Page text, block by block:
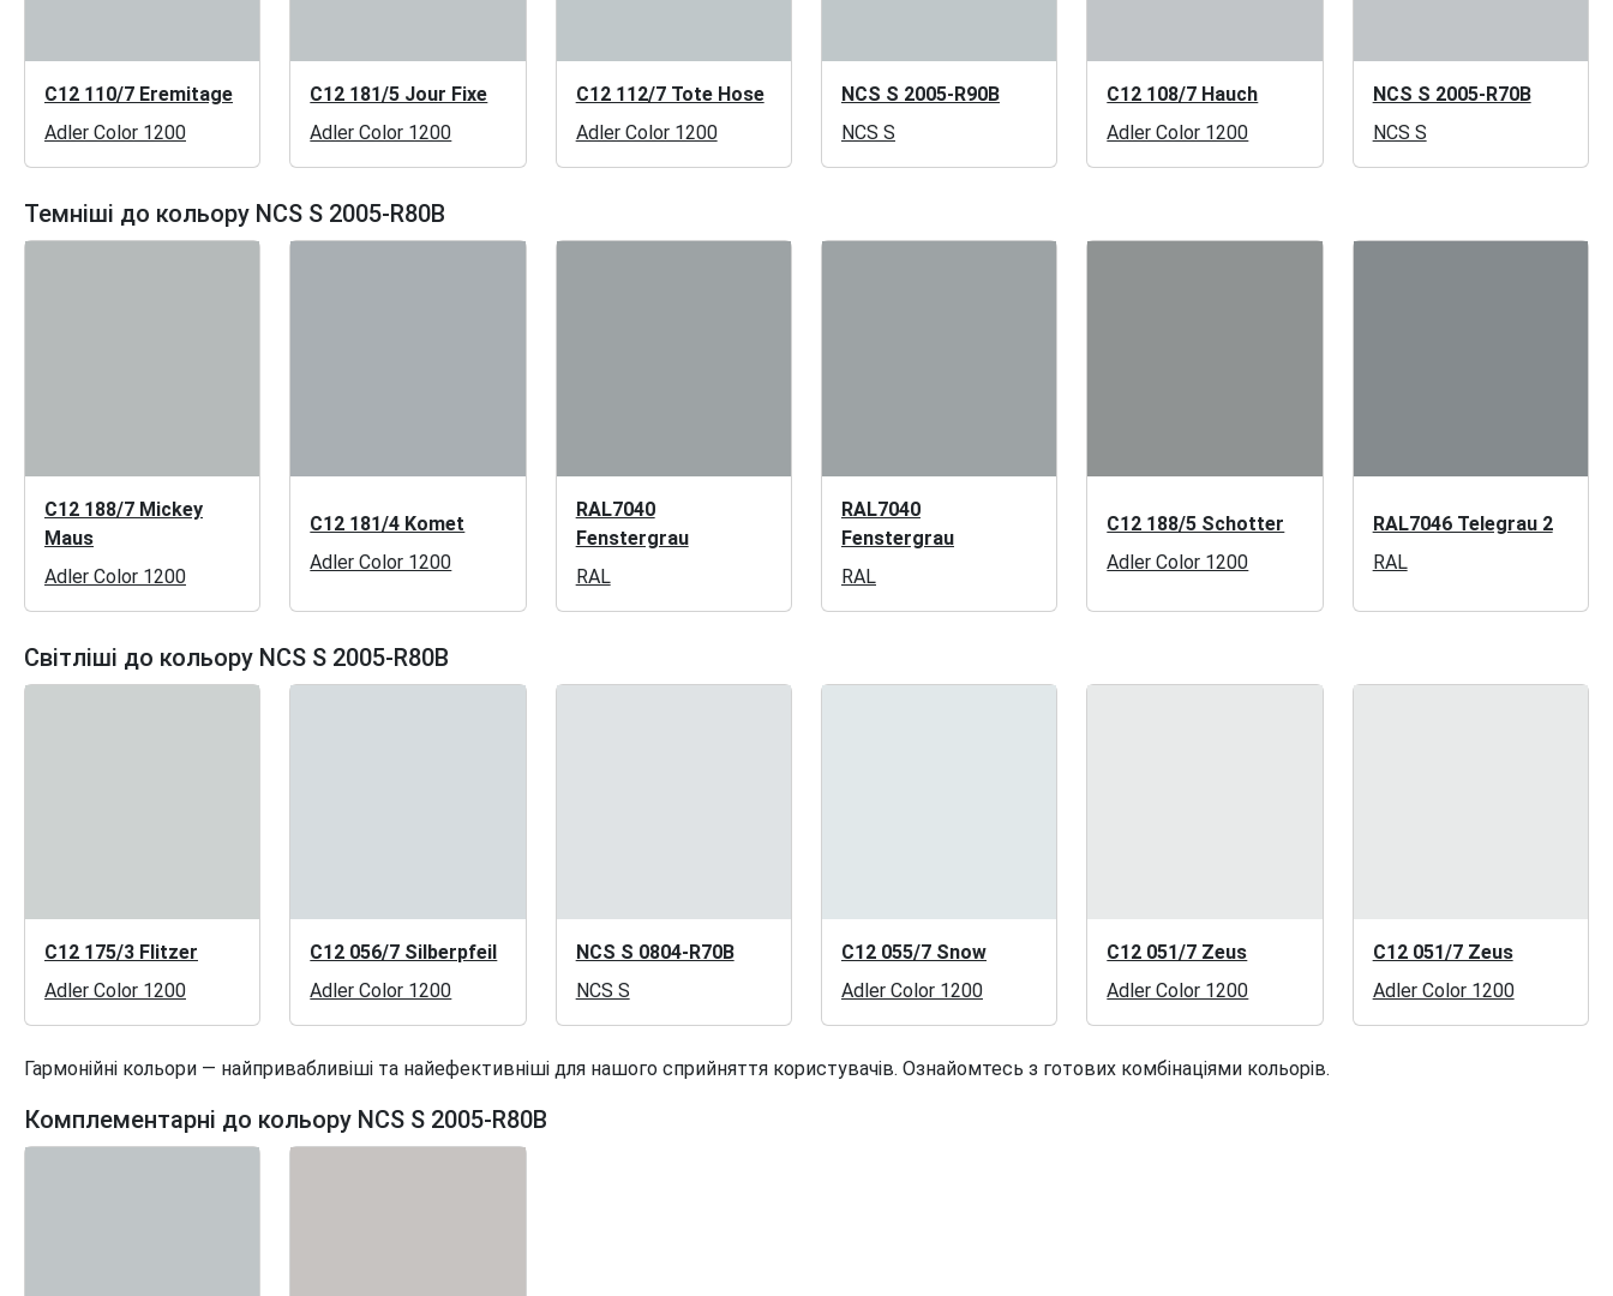
C12 110/7 Eremitage
Adler Color 1200
C12 181/5 Jour Fixe
Adler Color 1200
C12 112/7 Tote Hose
Adler Color 1200
NCS S 2005-R90B
NCS S
C12 108/7 Hauch
Adler Color 1200
NCS S 2005-R70B
NCS S
Темніші до кольору NCS S 2005-R80B
C12 188/7 Mickey
Maus
Adler Color 1200
C12 181/4 Komet
Adler Color 1200
RAL7040
Fenstergrau
RAL
RAL7040
Fenstergrau
RAL
C12 188/5 Schotter
Adler Color 1200
RAL7046 Telegrau 2
RAL
Світліші до кольору NCS S 2005-R80B
C12 175/3 Flitzer
Adler Color 1200
C12 056/7 Silberpfeil
Adler Color 1200
NCS S 0804-R70B
NCS S
C12 055/7 Snow
Adler Color 1200
C12 051/7 Zeus
Adler Color 1200
C12 051/7 Zeus
Adler Color 1200
Гармонійні кольори — найпривабливіші та найефективніші для нашого сприйняття користувачів. Ознайомтесь з готових комбінаціями кольорів.
Комплементарні до кольору NCS S 2005-R80B